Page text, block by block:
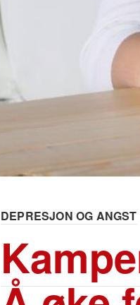
DEPRESJON OG ANGST